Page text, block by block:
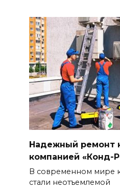
Надежный ремонт
компанией «Конд-
В современном мире
стали неотъемлемой